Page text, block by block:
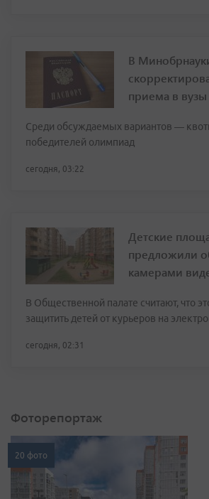
В
приема в вузы
Среди обсуждаемых вариантов —
победителей олимпиад
сегодня, 03:22
Детские
предложили
камерами
В Общественной палате считают, что
защитить детей от курьеров на
сегодня, 02:31
Фоторепортаж
20 фото